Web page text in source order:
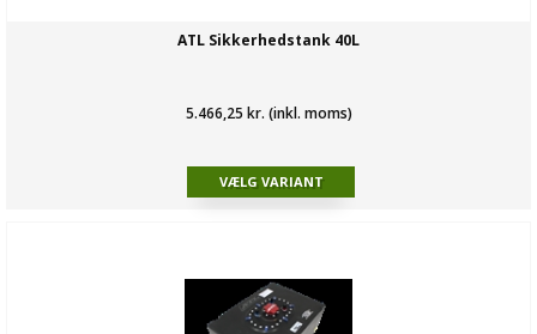
ATL Sikkerhedstank 40L
5.466,25 kr. (inkl. moms)